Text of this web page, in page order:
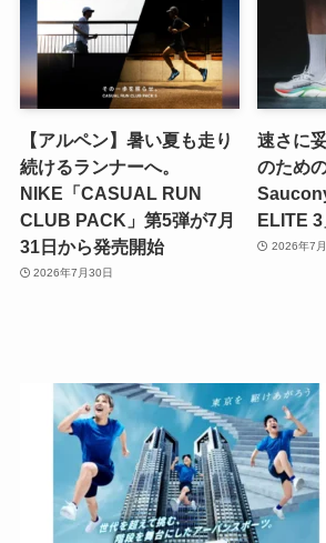
【アルペン】暑い夏も走り
続けるランナーへ。
NIKE「CASUAL RUN
CLUB PACK」第5弾が7月
31日から発売開始
2026年7月30日
速さに
のため
ELITE
2026年7